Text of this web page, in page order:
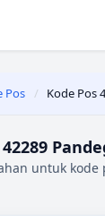
Pos / Kode Pos
42289
untuk kode